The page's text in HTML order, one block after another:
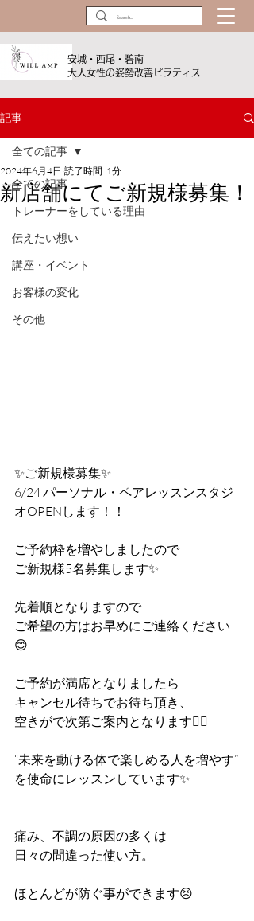
​​安城・西尾・碧南
大人女性の姿勢改善ピラティス
記事
全ての記事
トレーナーをしている理由
伝えたい想い
講座・イベント
お客様の変化
その他
全ての記事
新店舗にてご新規様募集！
2024年6月4日 読了時間: 1分
✨ご新規様募集✨
6/24 パーソナル・ペアレッスンスタジ
オOPENします！！
ご予約枠を増やしましたので
ご新規様5名募集します✨
先着順となりますので
ご希望の方はお早めにご連絡ください
😊
ご予約が満席となりましたら
キャンセル待ちでお待ち頂き、
空きがで次第ご案内となります🙇‍♀️
“未来を動ける体で楽しめる人を増やす”
を使命にレッスンしています✨
痛み、不調の原因の多くは
日々の間違った使い方。
ほとんどが防ぐ事ができます😣